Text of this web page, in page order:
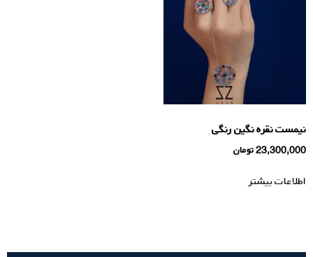
نیمست نقره نگین رنگی
23,300,000تومان
اطلاعات بیشتر